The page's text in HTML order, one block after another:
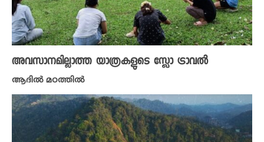
അവസാനമില്ലാത്ത യാത്രകളുടെ സ്ലോ ട്രാവൽ
ആദിൽ മഠത്തിൽ